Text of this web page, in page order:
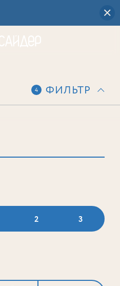
4 ФИЛЬТР
2 3
ни одного лота